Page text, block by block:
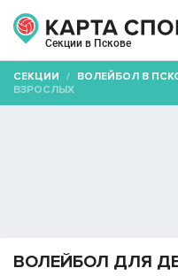
Секции в Пскове
СЕКЦИИ / ВОЛЕЙБОЛ В
ВЗРОСЛЫХ
ВОЛЕЙБОЛ ДЛЯ